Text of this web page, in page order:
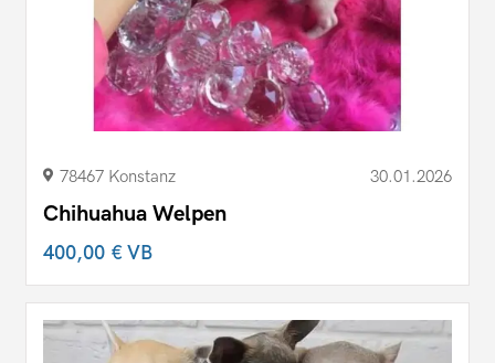
78467 Konstanz 30.01.2026
Chihuahua Welpen
400,00 €VB